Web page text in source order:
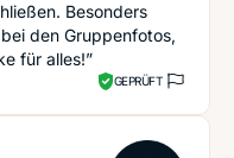
Besonders
den Gruppenfotos,
für alles!”
GEPRÜFT